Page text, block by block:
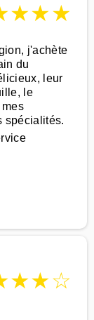
★★★
j'achète
du
leur
le
spécialités.
★★☆